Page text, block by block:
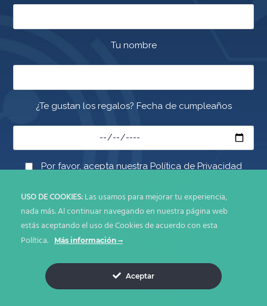
Tu nombre
¿Te gustan los regalos? Fecha de cumpleaños
Por favor, acepta nuestra Política de Privacidad
© Copyright 2026. Todos los derechos reservados IDEA DIRECTA
Términos y Condiciones
Políticas de Uso y Privacidad
USO DE COOKIES:Las usamos para mejorar tu experiencia,
nada más. Al continuar navegando en nuestra página web
estás aceptando el uso de Cookies de acuerdo con esta
Política.
Más información
Aceptar